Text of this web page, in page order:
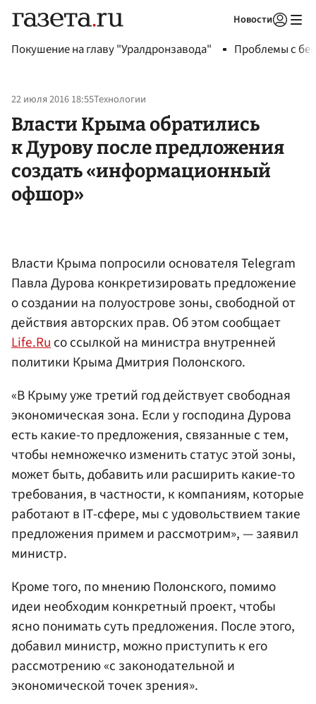
Новости
Покушение на главу "Уралдронзавода" Проблемы с
22 июля 2016 18:55Технологии
Власти Крыма обратились
к Дурову после предложения
создать «информационный
офшор»
Власти Крыма попросили основателя Telegram
Павла Дурова конкретизировать предложение
о создании на полуострове зоны, свободной от
действия авторских прав. Об этом сообщает
Life.Ruсо ссылкой на министра внутренней
политики Крыма Дмитрия Полонского.
«В Крыму уже третий год действует свободная
экономическая зона. Если у господина Дурова
есть какие-то предложения, связанные с тем,
чтобы немножечко изменить статус этой зоны,
может быть, добавить или расширить какие-то
требования, в частности, к компаниям, которые
работают в IТ-сфере, мы с удовольствием такие
предложения примем и рассмотрим», — заявил
министр.
Кроме того, по мнению Полонского, помимо
идеи необходим конкретный проект, чтобы
ясно понимать суть предложения. После этого,
добавил министр, можно приступить к его
рассмотрению «с законодательной и
экономической точек зрения».